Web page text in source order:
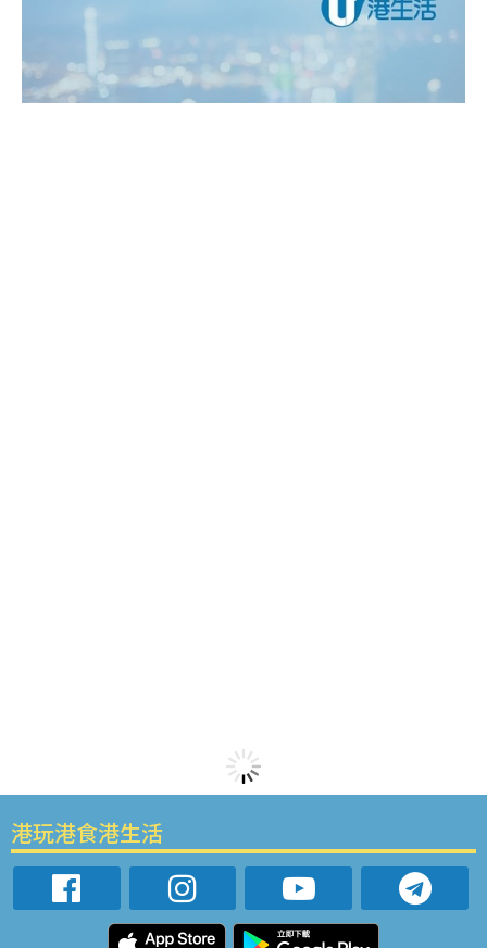
港玩港食港生活